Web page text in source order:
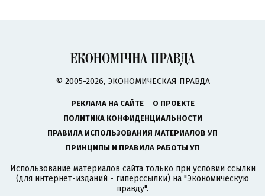
© 2005-2026, ЭКОНОМИЧЕСКАЯ ПРАВДА
РЕКЛАМА НА САЙТЕ
О ПРОЕКТЕ
ПОЛИТИКА КОНФИДЕНЦИАЛЬНОСТИ
ПРАВИЛА ИСПОЛЬЗОВАНИЯ МАТЕРИАЛОВ УП
ПРИНЦИПЫ И ПРАВИЛА РАБОТЫ УП
Использование материалов сайта только при условии ссылки
(для интернет-изданий - гиперссылки) на "Экономическую
правду".